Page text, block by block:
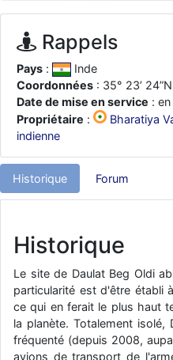
d9pouces: ouakamois > si tu
bien sûr que oui !
je suis un avion@,._,+
moi et quelques avions n'ont pas
ouakamois
: Bonjourà toutes et
quelques images du Pays
d9pouces
d9pouces: Malheureusement
fox_50: Bonjour, certains
meeting de Lann Bihoué de 2026
au site!
2026 !
little boy: je vous souhaite un
année!
jericho: Merci D9pouces, à
Rappels
Pays :
Inde
Coordonnées : 35° 23’
Date de mise en service :
Propriétaire :
Bharatiya
indienne
Historique Forum
Historique
Le site de Daulat Beg Oldi
particularité est d'être établi
ce qui en ferait le plus haut
la planète. Totalement isolé,
fréquenté (depuis 2008,
avions de transport de